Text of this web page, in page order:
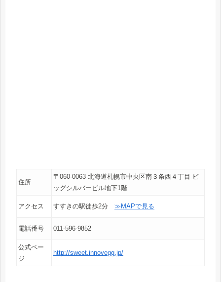
住所
〒060-0063 北海道札幌市中央区南３条西４丁目 ビ
ッグシルバービル地下1階
アクセス すすきの駅徒歩2分 ≫MAPで見る
電話番号 011-596-9852
公式ペー
ジ
http://sweet.innovegg.jp/